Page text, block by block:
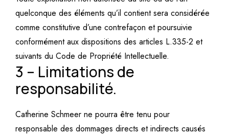
quelconque des éléments qu’il contient sera considérée
comme constitutive d’une contrefaçon et poursuivie
conformément aux dispositions des articles L.335-2 et
suivants du Code de Propriété Intellectuelle.
3 – Limitations de
responsabilité.
Catherine Schmeer ne pourra être tenu pour
responsable des dommages directs et indirects causés